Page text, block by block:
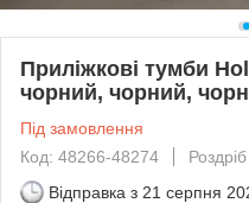
Приліжкові тумби
чорний, чорний,
Під замовлення
Код: 48266-48274
Роздріб
Відправка з 21 серпня